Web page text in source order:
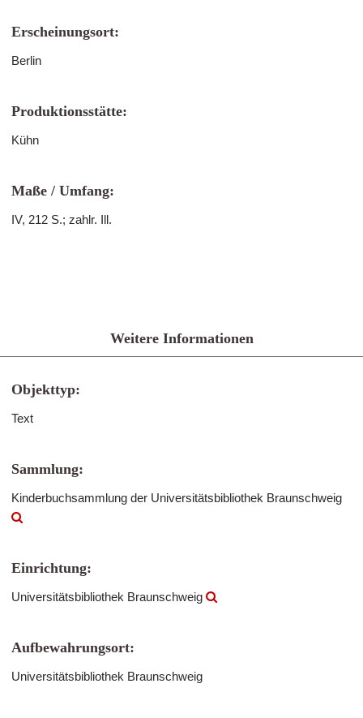
Erscheinungsort:
Berlin
Produktionsstätte:
Kühn
Maße / Umfang:
IV, 212 S.; zahlr. Ill.
Weitere Informationen
Objekttyp:
Text
Sammlung:
Kinderbuchsammlung der Universitätsbibliothek Braunschweig
Einrichtung:
Universitätsbibliothek Braunschweig
Aufbewahrungsort:
Universitätsbibliothek Braunschweig